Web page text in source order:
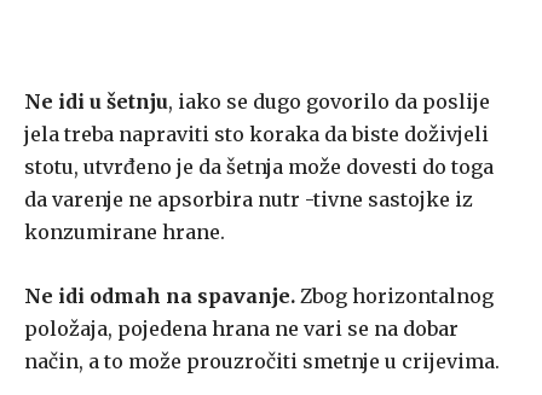
Ne idi u šetnju, iako se dugo govorilo da poslije
jela treba napraviti sto koraka da biste doživjeli
stotu, utvrđeno je da šetnja može dovesti do toga
da varenje ne apsorbira nutr -tivne sastojke iz
konzumirane hrane.
Ne idi odmah na spavanje. Zbog horizontalnog
položaja, pojedena hrana ne vari se na dobar
način, a to može prouzročiti smetnje u crijevima.